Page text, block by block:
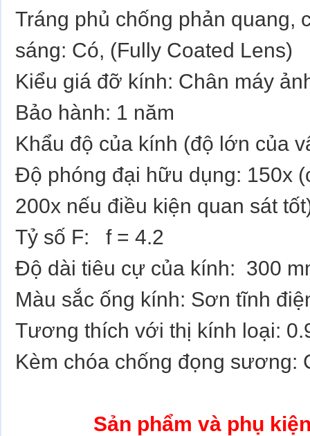
Tráng phủ chống phản quang,
sáng: Có, (Fully Coated Lens)
Kiểu giá đỡ kính: Chân máy
Bảo hành: 1 năm
Khẩu độ của kính (độ lớn của
Độ phóng đại hữu dụng: 150x
200x nếu điều kiện quan sát
Tỷ số F: f = 4.2
Độ dài tiêu cự của kính: 300
Màu sắc ống kính: Sơn tĩnh
Tương thích với thị kính loại:
Kèm chóa chống đọng sương:
Sản phẩm và phụ